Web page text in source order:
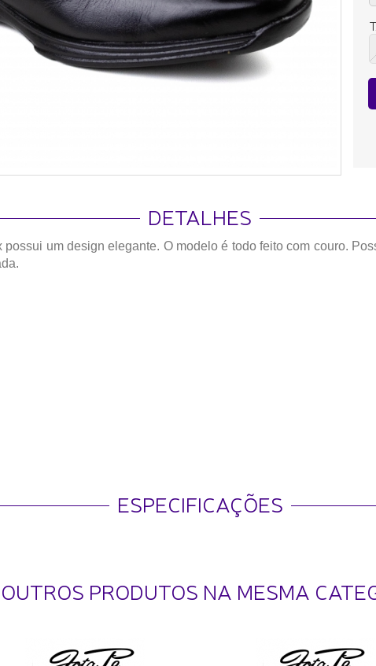
DETALHES
um design elegante. O modelo é todo feito com couro.
ESPECIFICAÇÕES
PRODUTOS NA MESMA